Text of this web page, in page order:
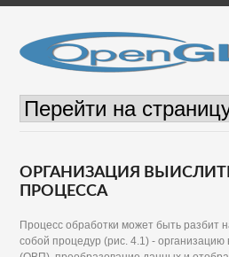
ОРГАНИЗАЦИЯ
ПРОЦЕССА
Процесс обработки может быть разбит
собой процедур (рис. 4.1) - организацию